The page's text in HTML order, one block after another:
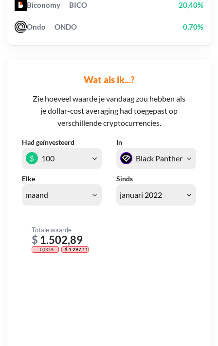
Wat als ik...?
Zie hoeveel waarde je vandaag zou hebben als
je dollar-cost averaging had toegepast op
verschillende cryptocurrencies.
Had geïnvesteerd In
Elke Sinds
$
Totale waarde
$ 1.502,89
- 0,00% - $ 1.297,11
Biconomy BICO 20,40%
Ondo ONDO 0,70%